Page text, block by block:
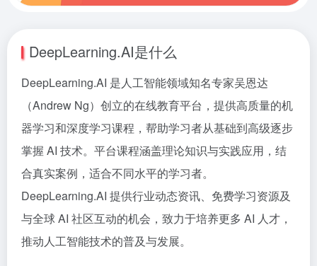
DeepLearning.AI是什么
DeepLearning.AI 是人工智能领域知名专家吴恩达
（Andrew Ng）创立的在线教育平台，提供高质量的机
器学习和深度学习课程，帮助学习者从基础到高级逐步
掌握 AI 技术。平台课程涵盖理论知识与实践应用，结
合真实案例，适合不同水平的学习者。
DeepLearning.AI 提供行业动态资讯、免费学习资源及
与全球 AI 社区互动的机会，致力于培养更多 AI 人才，
推动人工智能技术的普及与发展。